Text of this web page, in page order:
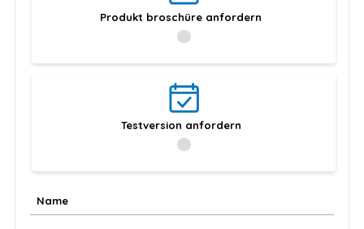
Produkt broschüre anfordern
Testversion anfordern